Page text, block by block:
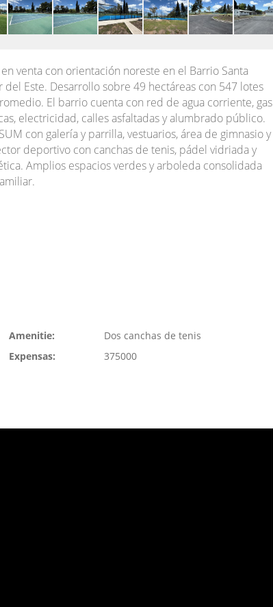
venta con orientación noreste en el Barrio Santa
del Este. Desarrollo sobre 49 hectáreas con 547 lotes
El barrio cuenta con red de agua corriente, gas
electricidad, calles asfaltadas y alumbrado público.
con galería y parrilla, vestuarios, área de gimnasio y
deportivo con canchas de tenis, pádel vidriada y
Amplios espacios verdes y arboleda consolidada
Amenitie:
Dos canchas de tenis
Expensas:
375000